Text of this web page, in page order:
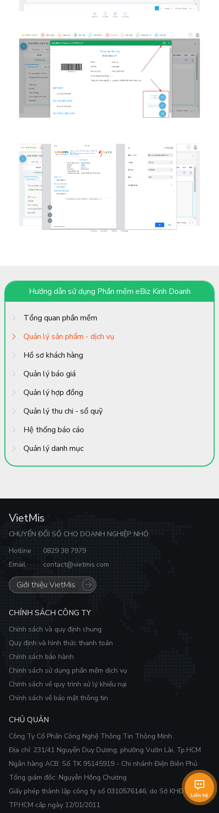
Hướng dẫn sử dụng Phần mềm eBiz Kinh Doanh
Tổng quan phần mềm
Quản lý sản phẩm - dịch vụ
Hồ sơ khách hàng
Quản lý báo giá
Quản lý hợp đồng
Quản lý thu chi - sổ quỹ
Hệ thống báo cáo
Quản lý danh mục
VietMis
CHUYỂN ĐỔI SỐ CHO DOANH NGHIỆP NHỎ
Hotline
0829 38 7979
Email
contact@vietmis.com
Giới thiệu VietMis
CHÍNH SÁCH CÔNG TY
Chính sách và quy định chung
Quy định và hình thức thanh toán
Chính sách bảo hành
Chính sách sử dụng phần mềm dịch vụ
Chính sách về quy trình xử lý khiếu nại
Chính sách về bảo mật thông tin
CHỦ QUẢN
Công Ty Cổ Phần Công Nghệ Thông Tin Thông Minh
Địa chỉ: 231/41 Nguyễn Duy Dương, phường Vườn Lài, Tp.HCM
Ngân hàng ACB: Số TK 95145919 - Chi nhánh Điện Biên Phủ
Tổng giám đốc: Nguyễn Hồng Chương
Giấy phép thành lập công ty số 0310576146, do Sở KHĐT
TP.HCM cấp ngày 12/01/2011
Liên hệ